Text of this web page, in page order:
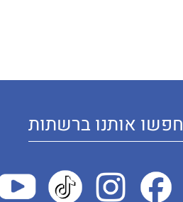
חפשו אותנו ברשתות